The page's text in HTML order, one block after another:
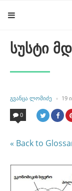
სუსტი
POSTED
BY
ᲒᲕᲐᲜᲪᲐ ᲚᲝᲛᲘᲫᲔ 19
0
« Back to